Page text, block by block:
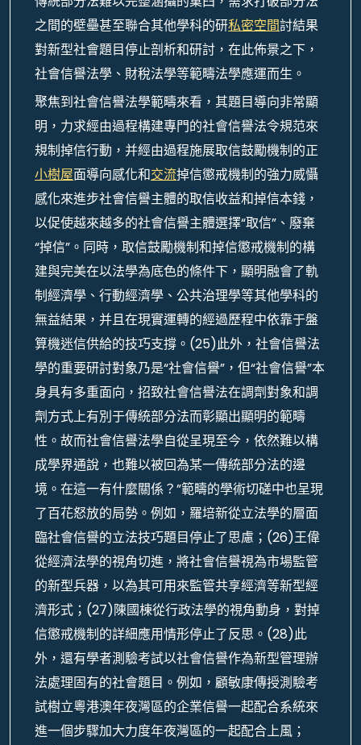
之間的壁壘甚至聯合其他學科的研私密空間討結果
對新型社會題目停止剖析和研討，在此佈景之下，
社會信譽法學、財稅法學等範疇法學應運而生。
聚焦到社會信譽法學範疇來看，其題目導向非常顯
明，力求經由過程構建專門的社會信譽法令規范來
規制掉信行動，并經由過程施展取信鼓勵機制的正
小樹屋面導向感化和交流掉信懲戒機制的強力威懾
感化來進步社會信譽主體的取信收益和掉信本錢，
以促使越來越多的社會信譽主體選擇“取信”、廢棄
“掉信”。同時，取信鼓勵機制和掉信懲戒機制的構
建與完美在以法學為底色的條件下，顯明融會了軌
制經濟學、行動經濟學、公共治理學等其他學科的
無益結果，并且在現實運轉的經過歷程中依靠于盤
算機迷信供給的技巧支撐。(25)此外，社會信譽法
學的重要研討對象乃是“社會信譽”，但“社會信譽”本
身具有多重面向，招致社會信譽法在調劑對象和調
劑方式上有別于傳統部分法而彰顯出顯明的範疇
性。故而社會信譽法學自從呈現至今，依然難以構
成學界通說，也難以被回為某一傳統部分法的邊
境。在這一有什麼關係？”範疇的學術切磋中也呈現
了百花怒放的局勢。例如，羅培新從立法學的層面
臨社會信譽的立法技巧題目停止了思慮；(26)王偉
從經濟法學的視角切進，將社會信譽視為市場監管
的新型兵器，以為其可用來監管共享經濟等新型經
濟形式；(27)陳國棟從行政法學的視角動身，對掉
信懲戒機制的詳細應用情形停止了反思。(28)此
外，還有學者測驗考試以社會信譽作為新型管理辦
法處理固有的社會題目。例如，顧敏康傳授測驗考
試樹立粵港澳年夜灣區的企業信譽一起配合系統來
進一個步驟加大力度年夜灣區的一起配合上風；